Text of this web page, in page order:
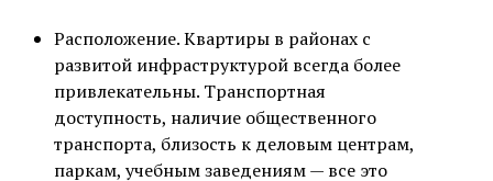
Расположение. Квартиры в районах с
развитой инфраструктурой всегда более
привлекательны. Транспортная
доступность, наличие общественного
транспорта, близость к деловым центрам,
паркам, учебным заведениям — все это